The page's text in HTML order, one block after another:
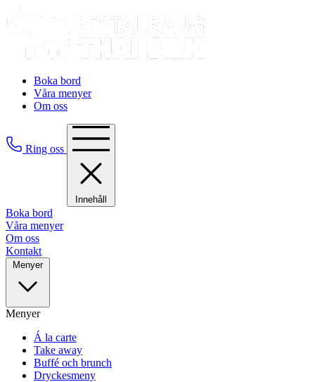
Boka bord
Våra menyer
Om oss
Ring oss
Innehåll
Boka bord
Våra menyer
Om oss
Kontakt
Menyer
Menyer
Á la carte
Take away
Buffé och brunch
Dryckesmeny